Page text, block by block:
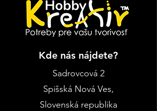
Kde nás nájdete?
Sadrovcová 2
Spišská Nová Ves,
Slovenská republika